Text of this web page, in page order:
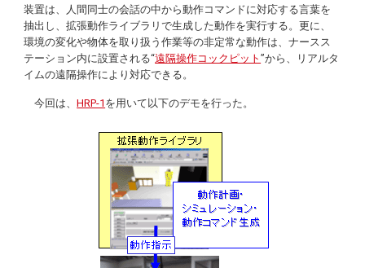
装置は、人間同士の会話の中から動作コマンドに対応する言葉を
抽出し、拡張動作ライブラリで生成した動作を実行する。更に、
環境の変化や物体を取り扱う作業等の非定常な動作は、ナースス
テーション内に設置される“遠隔操作コックピット”から、リアルタ
イムの遠隔操作により対応できる。
今回は、HRP-1 を用いて以下のデモを行った。